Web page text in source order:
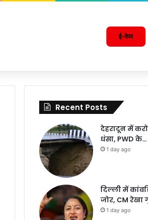
ई-पेपर
Recent Posts
देहरादून में
धंसा, PWD के…
1 day ago
दिल्ली में
जोर, CM रेखा
1 day ago